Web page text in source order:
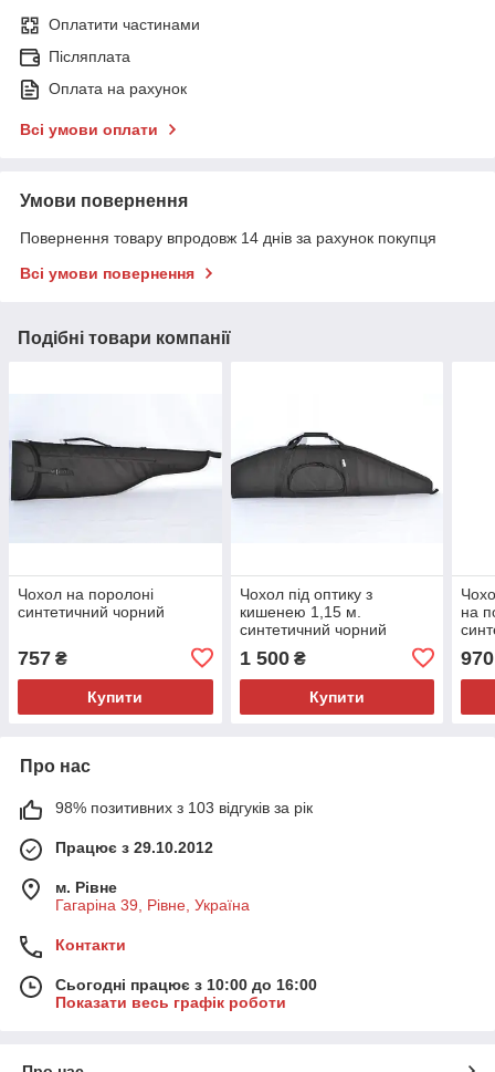
Оплатити частинами
Післяплата
Оплата на рахунок
Всі умови оплати
Умови повернення
Повернення товару впродовж 14 днів за рахунок покупця
Всі умови повернення
Подібні товари компанії
Чохол на поролоні
синтетичний чорний
757 ₴
Купити
Чохол під оптику з
кишенею 1,15 м.
синтетичний чорний
1 500₴
Купити
на
970
Про нас
98% позитивних з 103 відгуків за рік
Працює з 29.10.2012
м. Рівне
Гагаріна 39, Рівне, Україна
Контакти
Сьогодні працює з 10:00 до 16:00
Показати весь графік роботи